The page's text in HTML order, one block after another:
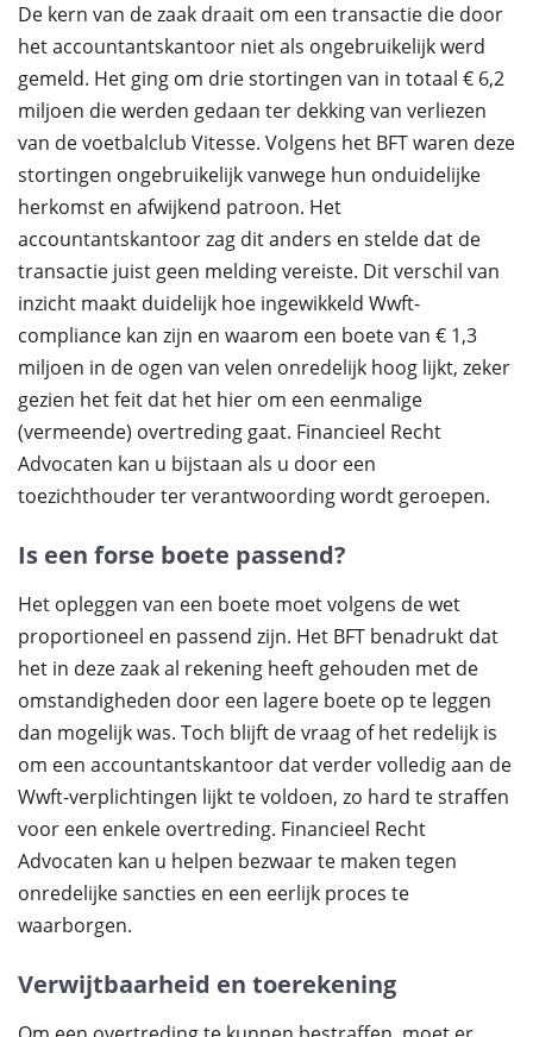
De kern van de zaak draait om een transactie die door
het accountantskantoor niet als ongebruikelijk werd
gemeld. Het ging om drie stortingen van in totaal € 6,2
miljoen die werden gedaan ter dekking van verliezen
van de voetbalclub Vitesse. Volgens het BFT waren deze
stortingen ongebruikelijk vanwege hun onduidelijke
herkomst en afwijkend patroon. Het
accountantskantoor zag dit anders en stelde dat de
transactie juist geen melding vereiste. Dit verschil van
inzicht maakt duidelijk hoe ingewikkeld Wwft-
compliance kan zijn en waarom een boete van € 1,3
miljoen in de ogen van velen onredelijk hoog lijkt, zeker
gezien het feit dat het hier om een eenmalige
(vermeende) overtreding gaat. Financieel Recht
Advocaten kan u bijstaan als u door een
toezichthouder ter verantwoording wordt geroepen.
Is een forse boete passend?
Het opleggen van een boete moet volgens de wet
proportioneel en passend zijn. Het BFT benadrukt dat
het in deze zaak al rekening heeft gehouden met de
omstandigheden door een lagere boete op te leggen
dan mogelijk was. Toch blijft de vraag of het redelijk is
om een accountantskantoor dat verder volledig aan de
Wwft-verplichtingen lijkt te voldoen, zo hard te straffen
voor een enkele overtreding. Financieel Recht
Advocaten kan u helpen bezwaar te maken tegen
onredelijke sancties en een eerlijk proces te
waarborgen.
Verwijtbaarheid en toerekening